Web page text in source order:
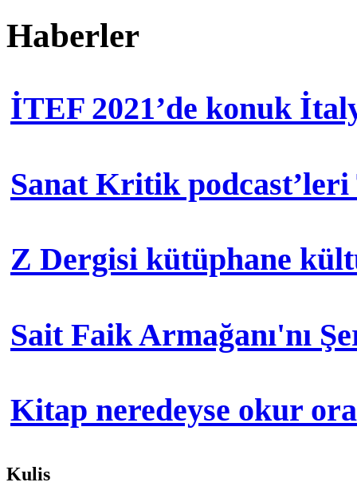
Haberler
İTEF 2021’de konuk
Sanat Kritik podcast’leri
Z Dergisi kütüphane
Sait Faik Armağanı'nı
Kitap neredeyse okur
Kulis